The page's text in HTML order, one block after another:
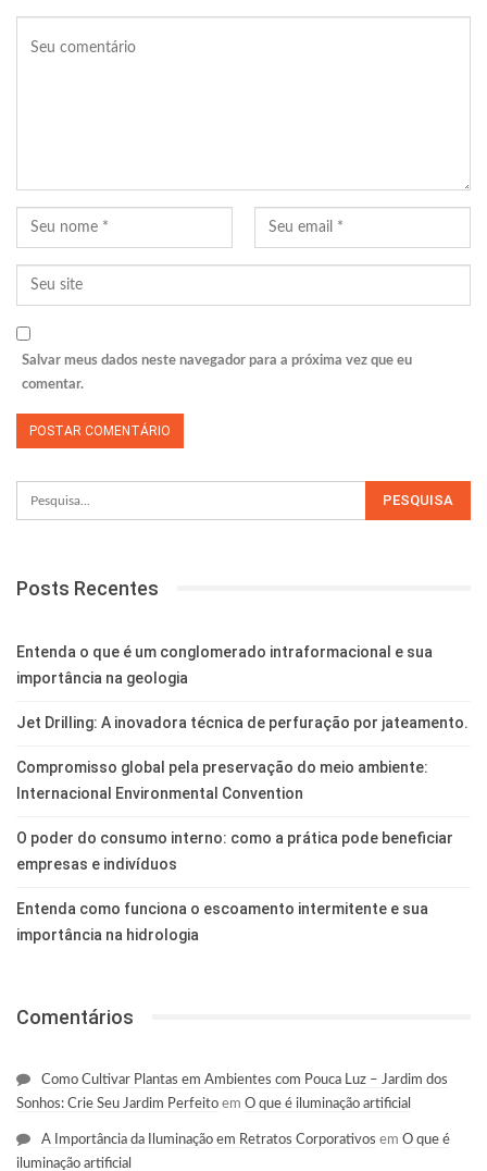
Salvar meus dados neste navegador para a próxima vez que eu
comentar.
Posts Recentes
Entenda o que é um conglomerado intraformacional e sua
importância na geologia
Jet Drilling: A inovadora técnica de perfuração por jateamento.
Compromisso global pela preservação do meio ambiente:
Internacional Environmental Convention
O poder do consumo interno: como a prática pode beneficiar
empresas e indivíduos
Entenda como funciona o escoamento intermitente e sua
importância na hidrologia
Comentários
Como Cultivar Plantas em Ambientes com Pouca Luz – Jardim dos
Sonhos: Crie Seu Jardim Perfeito em O que é iluminação artificial
A Importância da Iluminação em Retratos Corporativos em O que é
iluminação artificial